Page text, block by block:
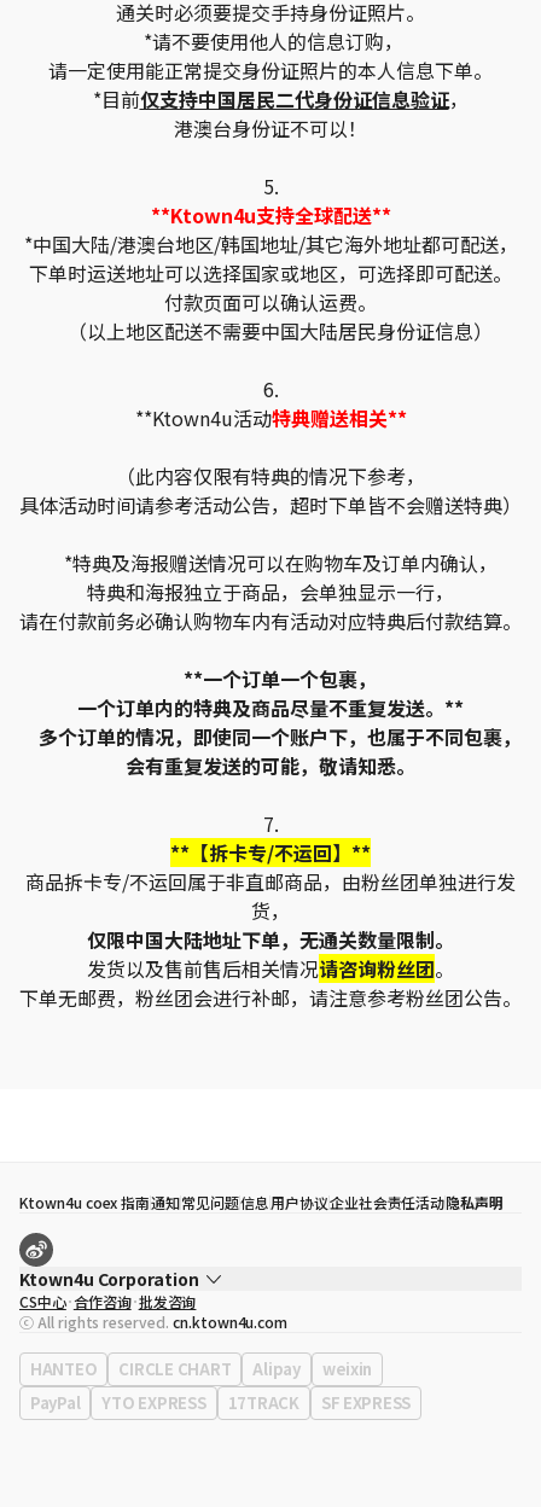
通关时必须要提交手持身份证照片。
*请不要使用他人的信息订购，
请一定使用能正常提交身份证照片的本人信息下单。
*目前仅支持中国居民二代身份证信息验证，
港澳台身份证不可以！
5.
**Ktown4u支持全球配送**
*中国大陆/港澳台地区/韩国地址/其它海外地址都可配送，
下单时运送地址可以选择国家或地区，可选择即可配送。
付款页面可以确认运费。
（以上地区配送不需要中国大陆居民身份证信息）
6.
**Ktown4u活动特典赠送相关**
（此内容仅限有特典的情况下参考，
具体活动时间请参考活动公告，超时下单皆不会赠送特典）
*特典及海报赠送情况可以在购物车及订单内确认，
特典和海报独立于商品，会单独显示一行，
请在付款前务必确认购物车内有活动对应特典后付款结算。
**一个订单一个包裹，
一个订单内的特典及商品尽量不重复发送。**
多个订单的情况，即使同一个账户下，也属于不同包裹，
会有重复发送的可能，敬请知悉。
7.
**【拆卡专/不运回】**
商品拆卡专/不运回属于非直邮商品，由粉丝团单独进行发
货，
仅限中国大陆地址下单，无通关数量限制。
发货以及售前售后相关情况请咨询粉丝团。
下单无邮费，粉丝团会进行补邮，请注意参考粉丝团公告。
Ktown4u coex 指南通知常见问题信息用户协议企业社会责任活动隐私声明
Ktown4u Corporation
代表
宋効珉
营业执照 120-87-71116
公司地址 首尔特别市 江南区 岭东大路 513号 3楼 （三成洞， coex)
CS中心 合作咨询 批发咨询
ⓒ All rights reserved. cn.ktown4u.com
HANTEO CIRCLE CHART Alipay
weixin
PayPal
YTO EXPRESS 17TRACK SF EXPRESS